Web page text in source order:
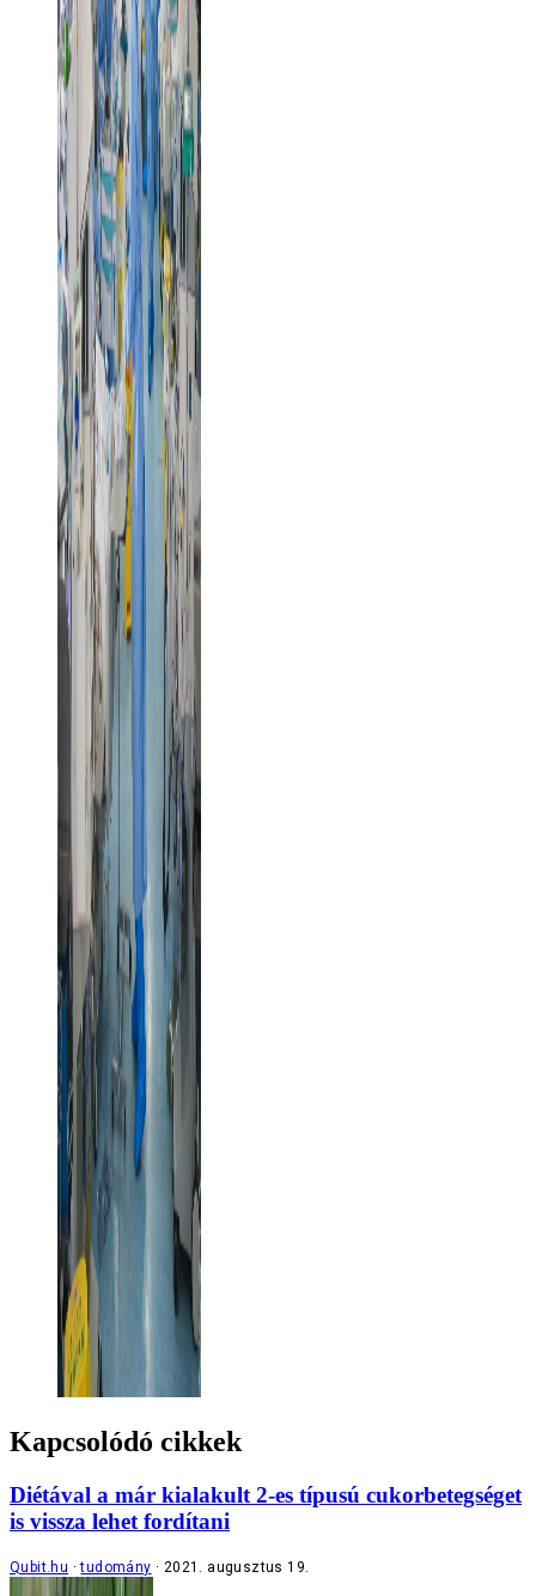
Kapcsolódó cikkek
Diétával a már kialakult 2-es típusú cukorbetegséget
is vissza lehet fordítani
Qubit.hu tudomány 2021. augusztus 19.